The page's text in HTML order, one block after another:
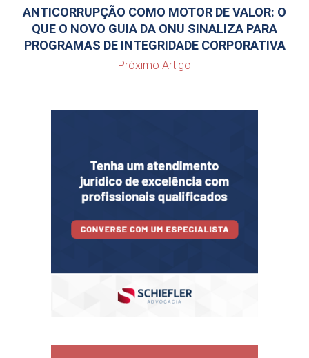
ANTICORRUPÇÃO COMO MOTOR DE VALOR: O
QUE O NOVO GUIA DA ONU SINALIZA PARA
PROGRAMAS DE INTEGRIDADE CORPORATIVA
Próximo Artigo